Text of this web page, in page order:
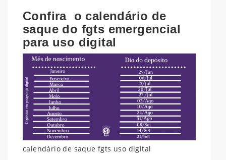
Confira o calendário de
saque do fgts emergencial
para uso digital
calendário de saque fgts uso digital